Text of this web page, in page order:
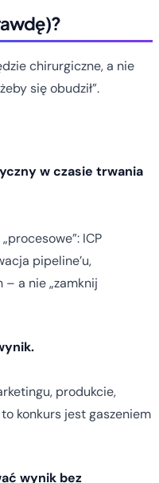
chirurgiczne, a nie
się obudził”.
w czasie trwania
ICP
pipeline’u,
a nie „zamknij
produkcie,
konkurs jest gaszeniem
wynik bez